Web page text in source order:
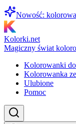
Nowość:
Kolorki.net
Magiczny świat
Kolorowanki
Kolorowanka
Ulubione
Pomoc